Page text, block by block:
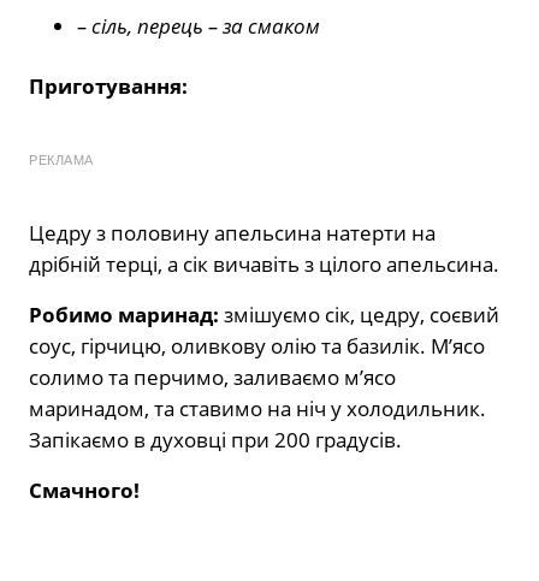
– сіль, перець – за смаком
Приготування:
РЕКЛАМА
Цедру з половину апельсина натерти на
дрібній терці, а сік вичавіть з цілого апельсина.
Робимо маринад: змішуємо сік, цедру, соєвий
соус, гірчицю, оливкову олію та базилік. М’ясо
солимо та перчимо, заливаємо м’ясо
маринадом, та ставимо на ніч у холодильник.
Запікаємо в духовці при 200 градусів.
Смачного!